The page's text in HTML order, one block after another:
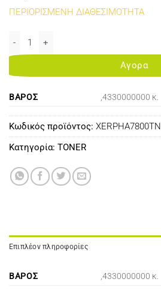
ΠΕΡΙΟΡΙΣΜΕΝΗ ΔΙΑΘΕΣΙΜΟΤΗΤΑ
XEROX PHASER 7800 TONER
Αγορα
ΒΆΡΟΣ ,4330000000 κ.
Κωδικός προϊόντος:
Κατηγορία: TONER
Επιπλέον πληροφορίες
ΒΆΡΟΣ ,4330000000 κ.